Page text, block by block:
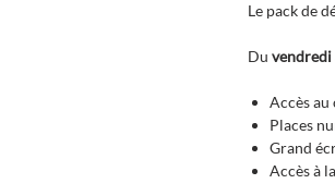
Le pack de
Du vendredi
Accès
Places
Grand
Accès à